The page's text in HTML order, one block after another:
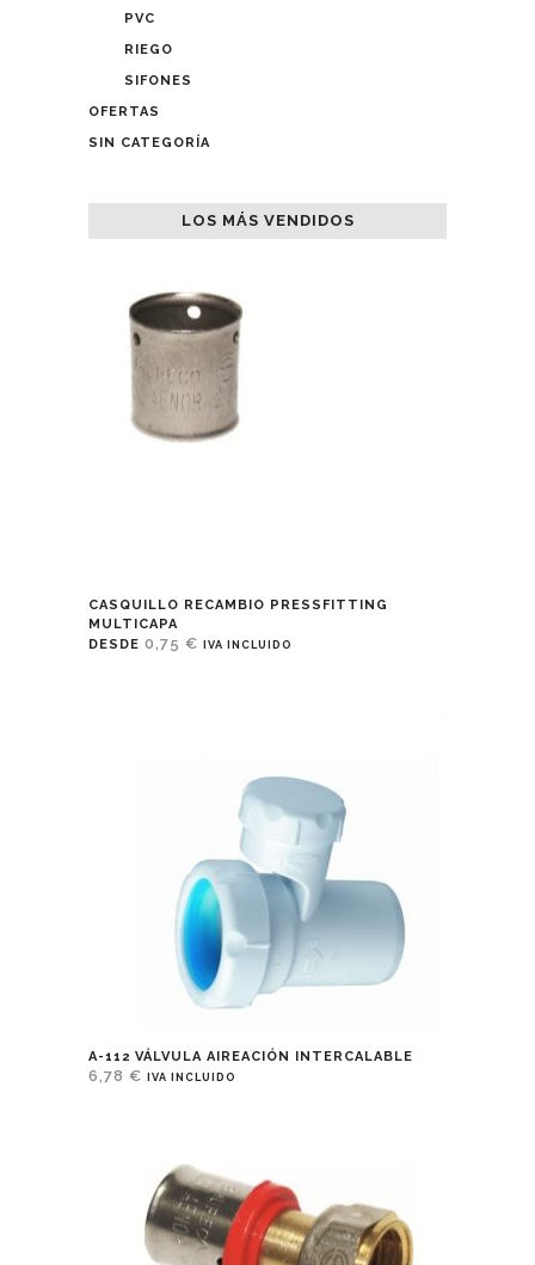
PVC
RIEGO
SIFONES
OFERTAS
SIN CATEGORÍA
LOS MÁS VENDIDOS
CASQUILLO RECAMBIO PRESSFITTING
MULTICAPA
DESDE 0,75 € IVA INCLUIDO
A-112 VÁLVULA AIREACIÓN INTERCALABLE
6,78 € IVA INCLUIDO